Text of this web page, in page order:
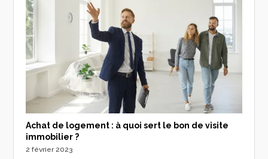
Achat de logement : à quoi sert le bon de visite
immobilier ?
2 février 2023